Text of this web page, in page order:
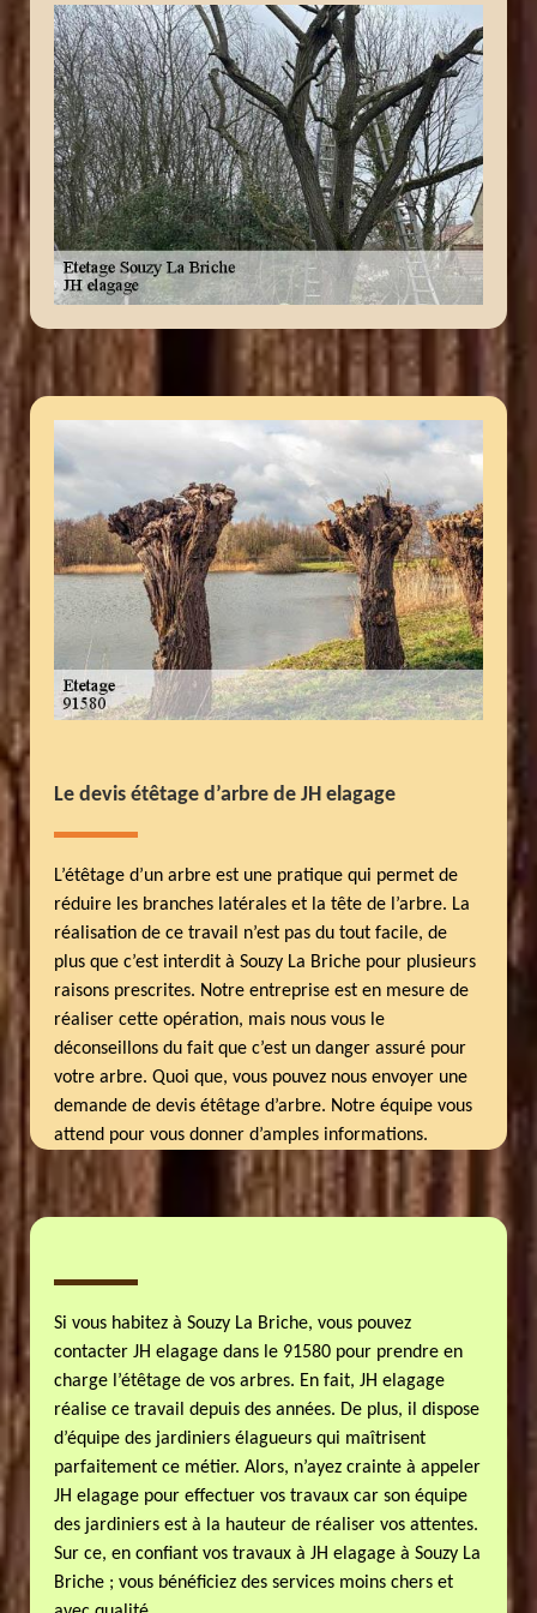
Le devis étêtage d’arbre de JH elagage
L’étêtage d’un arbre est une pratique qui permet de
réduire les branches latérales et la tête de l’arbre. La
réalisation de ce travail n’est pas du tout facile, de
plus que c’est interdit à Souzy La Briche pour plusieurs
raisons prescrites. Notre entreprise est en mesure de
réaliser cette opération, mais nous vous le
déconseillons du fait que c’est un danger assuré pour
votre arbre. Quoi que, vous pouvez nous envoyer une
demande de devis étêtage d’arbre. Notre équipe vous
attend pour vous donner d’amples informations.
Si vous habitez à Souzy La Briche, vous pouvez
contacter JH elagage dans le 91580 pour prendre en
charge l’étêtage de vos arbres. En fait, JH elagage
réalise ce travail depuis des années. De plus, il dispose
d’équipe des jardiniers élagueurs qui maîtrisent
parfaitement ce métier. Alors, n’ayez crainte à appeler
JH elagage pour effectuer vos travaux car son équipe
des jardiniers est à la hauteur de réaliser vos attentes.
Sur ce, en confiant vos travaux à JH elagage à Souzy La
Briche ; vous bénéficiez des services moins chers et